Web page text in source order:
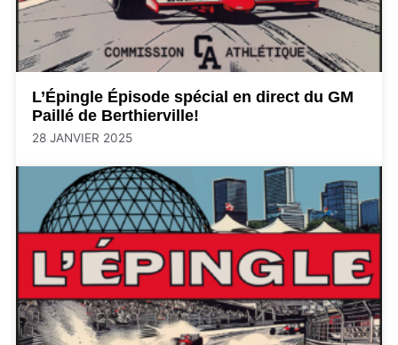
L’Épingle Épisode spécial en direct du GM
Paillé de Berthierville!
28 JANVIER 2025